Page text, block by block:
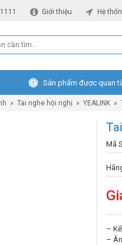
Giới thiệu Hệ
Sản phẩm được quan
» Tai nghe hội nghị » YEALINK »
Mã
–
–